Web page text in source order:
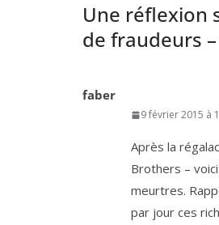
Une réflexion
de fraudeurs
faber
9 février 2015 à
Après la
Brothers –
meurtres.
par jour ces